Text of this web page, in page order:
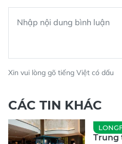
Xin vui lòng gõ tiếng Việt có dấu
CÁC TIN KHÁC
Trung